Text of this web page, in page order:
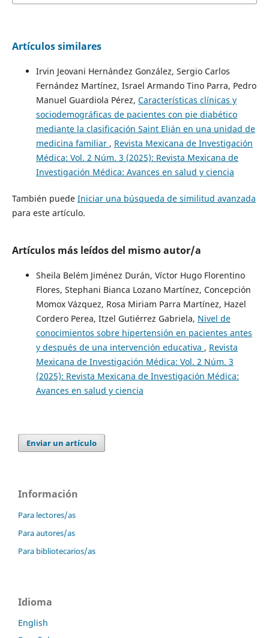
Artículos similares
Irvin Jeovani Hernández González, Sergio Carlos
Fernández Martínez, Israel Armando Tino Parra, Pedro
Manuel Guardiola Pérez, Características clínicas y
sociodemográficas de pacientes con pie diabético
mediante la clasificación Saint Elián en una unidad de
medicina familiar , Revista Mexicana de Investigación
Médica: Vol. 2 Núm. 3 (2025): Revista Mexicana de
Investigación Médica: Avances en salud y ciencia
También puede Iniciar una búsqueda de similitud avanzada
para este artículo.
Artículos más leídos del mismo autor/a
Sheila Belém Jiménez Durán, Víctor Hugo Florentino
Flores, Stephani Bianca Lozano Martínez, Concepción
Momox Vázquez, Rosa Miriam Parra Martínez, Hazel
Cordero Perea, Itzel Gutiérrez Gabriela, Nivel de
conocimientos sobre hipertensión en pacientes antes
y después de una intervención educativa , Revista
Mexicana de Investigación Médica: Vol. 2 Núm. 3
(2025): Revista Mexicana de Investigación Médica:
Avances en salud y ciencia
Enviar un artículo
Información
Para lectores/as
Para autores/as
Para bibliotecarios/as
Idioma
English